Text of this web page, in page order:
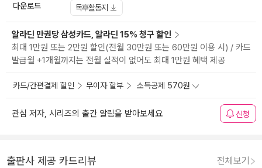
다운로드 독후활동지
알라딘 만권당 삼성카드, 알라딘 15% 청구 할인
최대 1만원 또는 2만원 할인(전월 30만원 또는 60만원 이용 시) / 카드
발급월 +1개월까지는 전월 실적이 없어도 최대 1만원 혜택 제공
카드/간편결제 할인 무이자 할부 소득공제 570원
관심 저자, 시리즈의 출간 알림을 받아보세요 신청
출판사 제공 카드리뷰 전체보기